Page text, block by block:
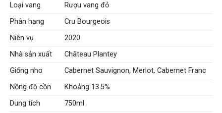
Loại vang
Rượu vang đỏ
Phân hạng
Cru Bourgeois
Niên vụ
2020
Nhà sản xuất
Château Plantey
Giống nho
Cabernet Sauvignon, Merlot, Cabernet Franc
Nồng độ cồn
Khoảng 13.5%
Dung tích
750ml